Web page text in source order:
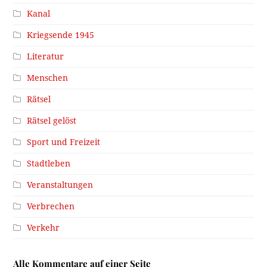
Kanal
Kriegsende 1945
Literatur
Menschen
Rätsel
Rätsel gelöst
Sport und Freizeit
Stadtleben
Veranstaltungen
Verbrechen
Verkehr
Alle Kommentare auf einer Seite